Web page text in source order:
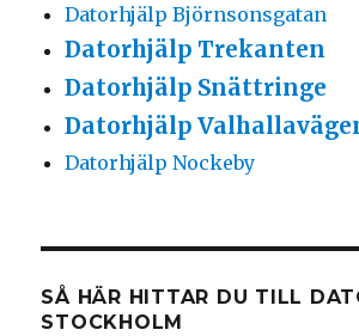
Datorhjälp Björnsonsgatan
Datorhjälp Trekanten
Datorhjälp Snättringe
Datorhjälp
Datorhjälp Nockeby
SÅ HÄR HITTAR DU TILL
STOCKHOLM